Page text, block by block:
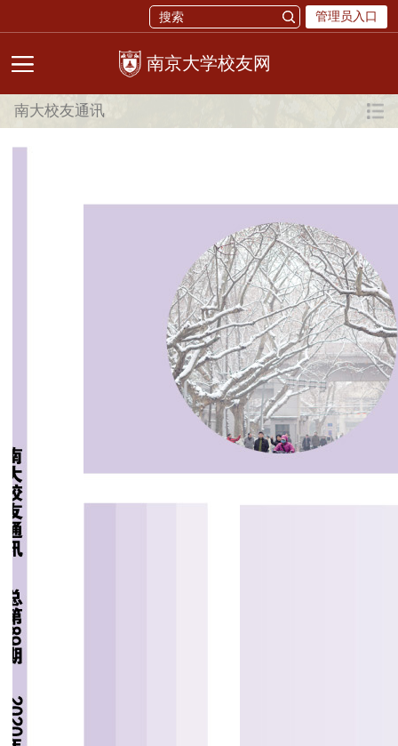
管理员入口
校友网
南大校友通讯